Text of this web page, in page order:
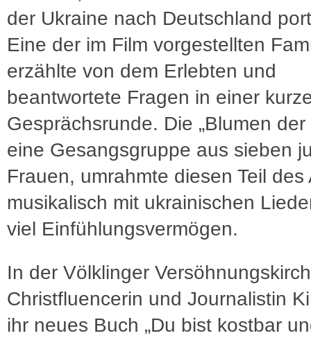
der Ukraine nach Deutschland
Eine der im Film vorgestellten
erzählte von dem Erlebten und
beantwortete Fragen in einer
Gesprächsrunde. Die „Blumen der
eine Gesangsgruppe aus sieben
Frauen, umrahmte diesen Teil des
musikalisch mit ukrainischen
viel Einfühlungsvermögen.
In der Völklinger
Christfluencerin und Journalistin
ihr neues Buch „Du bist kostbar